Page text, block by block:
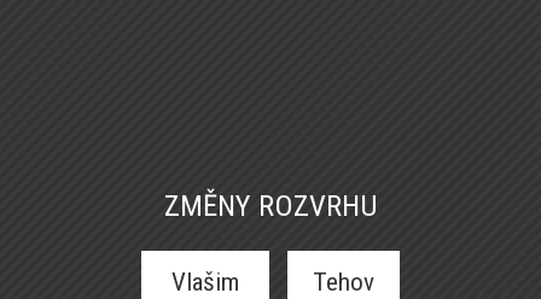
ZMĚNY ROZVRHU
Vlašim Tehov